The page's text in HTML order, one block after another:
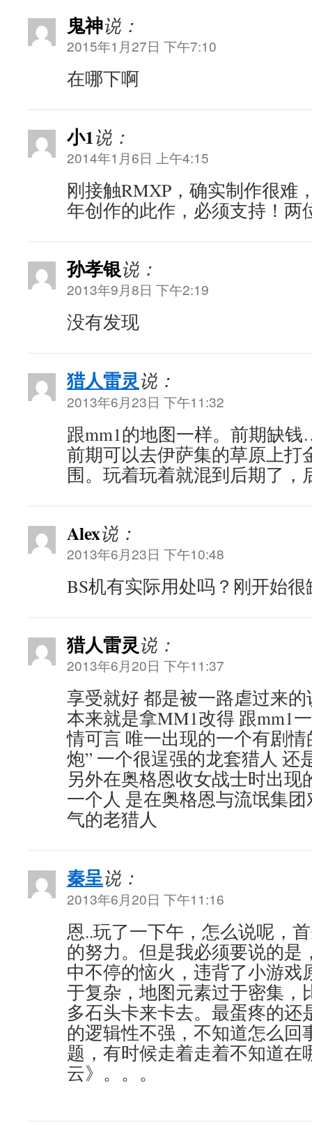
鬼神说：
2015年1月27日 下午7:10
在哪下啊
小1说：
2014年1月6日 上午4:15
刚接触RMXP，确实制作很难
年创作的此作，必须支持！两
孙孝银说：
2013年9月8日 下午2:19
没有发现
猎人雷灵说：
2013年6月23日 下午11:32
跟mm1的地图一样。前期缺
前期可以去伊萨集的草原上打
围。玩着玩着就混到后期了，
Alex说：
2013年6月23日 下午10:48
BS机有实际用处吗？刚开始
猎人雷灵说：
2013年6月20日 下午11:37
享受就好 都是被一路虐过来
本来就是拿MM1改得 跟mm1
情可言 唯一出现的一个有剧情
炮” 一个很逞强的龙套猎人 还
另外在奥格恩收女战士时出现
一个人 是在奥格恩与流氓集
气的老猎人
秦呈说：
2013年6月20日 下午11:16
恩..玩了一下午，怎么说呢，
的努力。但是我必须要说的是
中不停的恼火，违背了小游戏
于复杂，地图元素过于密集，
多石头卡来卡去。最蛋疼的
的逻辑性不强，不知道怎么回
题，有时候走着走着不知道在
云》。。。